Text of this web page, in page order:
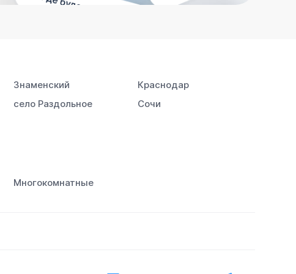
Знаменский
Краснодар
село Раздольное
Сочи
Многокомнатные